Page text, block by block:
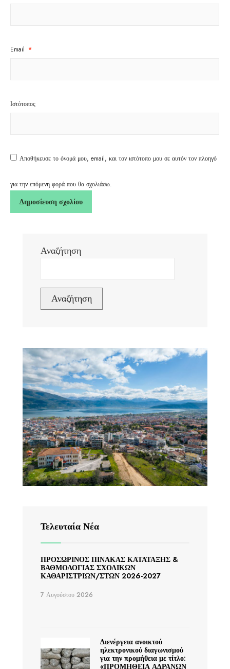
Email *
Ιστότοπος
Αποθήκευσε το όνομά μου, email, και τον ιστότοπο μου σε αυτόν τον πλοηγό
για την επόμενη φορά που θα σχολιάσω.
Αναζήτηση
Αναζήτηση
Τελευταία Νέα
ΠΡΟΣΩΡΙΝΟΣ ΠΙΝΑΚΑΣ ΚΑΤΑΤΑΞΗΣ &
ΒΑΘΜΟΛΟΓΙΑΣ ΣΧΟΛΙΚΩΝ
ΚΑΘΑΡΙΣΤΡΙΩΝ/ΣΤΩΝ 2026-2027
7 Αυγούστου 2026
Διενέργεια ανοικτού
ηλεκτρονικού διαγωνισμού
για την προμήθεια με τίτλο:
«ΠΡΟΜΗΘΕΙΑ ΑΔΡΑΝΩΝ